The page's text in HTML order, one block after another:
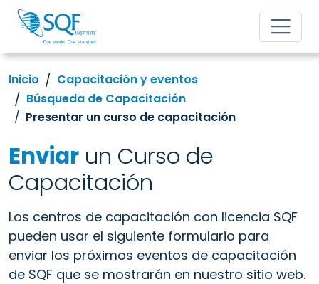
Inicio
Capacitación y eventos
Búsqueda de Capacitación
Presentar un curso de capacitación
Enviar un Curso de
Capacitación
Los centros de capacitación con licencia SQF
pueden usar el siguiente formulario para
enviar los próximos eventos de capacitación
de SQF que se mostrarán en nuestro sitio web.